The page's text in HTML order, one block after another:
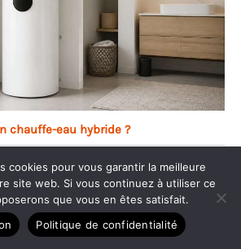
chauffe-eau hybride ?
cookies pour vous garantir la meilleure
site web. Si vous continuez à utiliser ce
que vous en êtes satisfait.
Politique de confidentialité